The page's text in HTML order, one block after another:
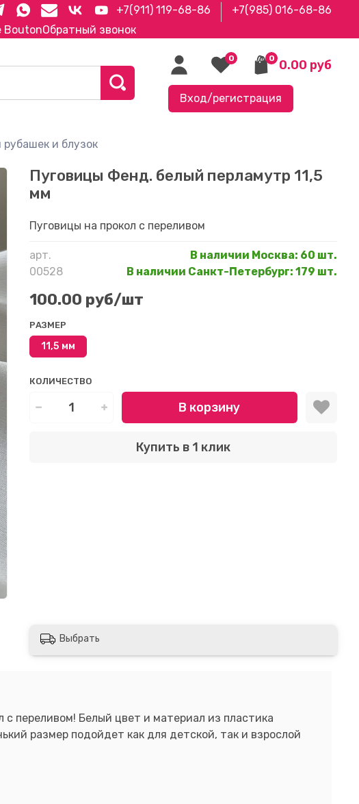
BoutonОбратный звонок
+7(911) 119-68-86 +7(985) 016-68-86
0 0 0.00 руб
Вход/регистрация
и блузок
арт.
00528
В наличии Москва: 60 шт.
В наличии Санкт-Петербург: 179 шт.
Пуговицы Фенд. белый перламутр 11,5
мм
100.00 руб/шт
КОЛИЧЕСТВО
В корзину
Купить в 1 клик
РАЗМЕР
11,5 мм
Пуговицы на прокол с переливом
Выбрать
переливом! Белый цвет и материал из пластика
размер подойдет как для детской, так и взрослой